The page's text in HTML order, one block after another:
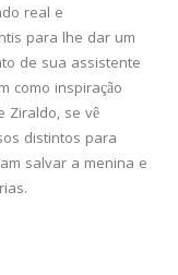
real e
para lhe dar um
de sua assistente
como inspiração
Ziraldo, se vê
distintos para
salvar a menina e